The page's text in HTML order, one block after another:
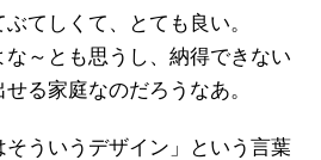
てしくて、とても良い。
～とも思うし、納得できない
る家庭なのだろうなあ。
そういうデザイン」という言葉